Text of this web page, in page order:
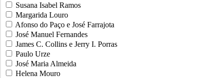
Susana Isabel Ramos
Margarida Louro
Afonso do Paço e José Farrajota
José Manuel Fernandes
James C. Collins e Jerry I. Porras
Paulo Urze
José Maria Almeida
Helena Mouro